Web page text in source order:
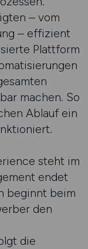
– vom
– effizient
Plattform
machen. So
Ablauf ein
steht im
endet
beginnt beim
den
die